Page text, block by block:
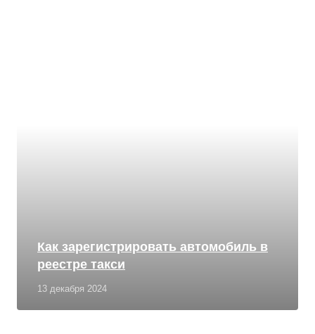
13 декабря 2024
Как зарегистрировать автомобиль в
реестре такси